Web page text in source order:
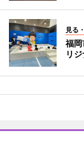
見る
福
リ